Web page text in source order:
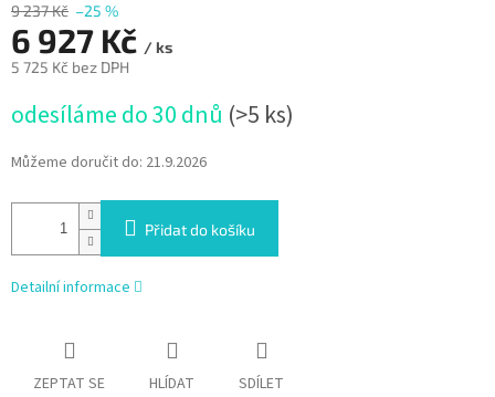
9 237 Kč –25 %
6 927 Kč / ks
5 725 Kč bez DPH
cena:
odesíláme do 30 dnů (>5 ks)
Můžeme doručit do: 21.9.2026
Přidat do košíku
Detailní informace
ZEPTAT SE HLÍDAT SDÍLET